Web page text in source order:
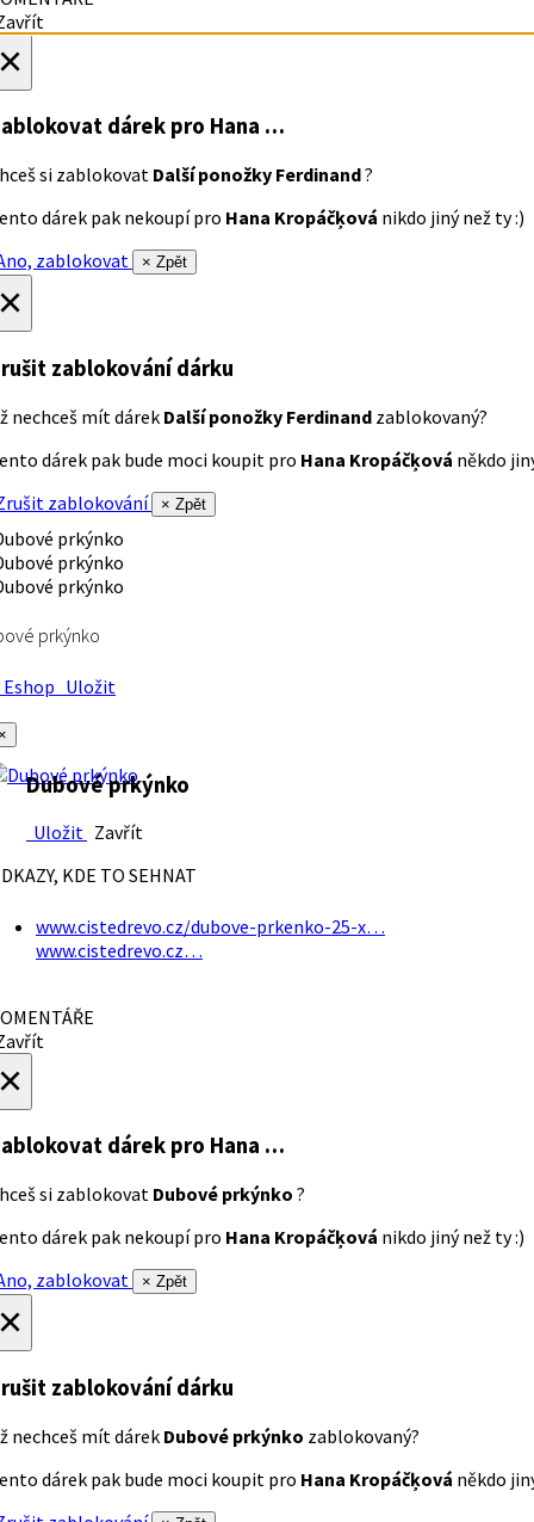
dárek pro Hana …
si zablokovat Další ponožky Ferdinand?
dárek pak nekoupí pro Hana Kropáčķová nikdo jiný než ty :)
zablokovat
× Zpět
zablokování dárku
nechceš mít dárek Další ponožky Ferdinand zablokovaný?
dárek pak bude moci koupit pro Hana Kropáčķová někdo
zablokování
× Zpět
prkýnko
Uložit
Dubové prkýnko
Uložit Zavřít
KDE TO SEHNAT
www.cistedrevo.cz/dubove-prkenko-25-x…
www.cistedrevo.cz…
dárek pro Hana …
si zablokovat Dubové prkýnko ?
dárek pak nekoupí pro Hana Kropáčķová nikdo jiný než ty :)
zablokovat
× Zpět
zablokování dárku
nechceš mít dárek Dubové prkýnko zablokovaný?
dárek pak bude moci koupit pro Hana Kropáčķová někdo